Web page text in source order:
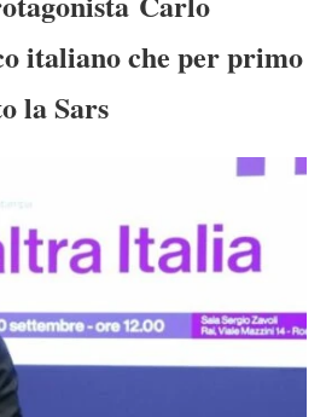
italiano che per primo
la Sars